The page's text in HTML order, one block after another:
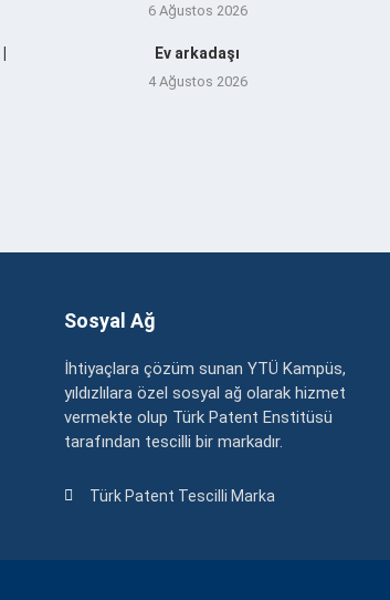
6 Ağustos 2026
Ev arkadaşı
4 Ağustos 2026
Sosyal Ağ
İhtiyaçlara çözüm sunan YTÜ Kampüs,
yıldızlılara özel sosyal ağ olarak hizmet
vermekte olup Türk Patent Enstitüsü
tarafından tescilli bir markadır.
Türk Patent Tescilli Marka